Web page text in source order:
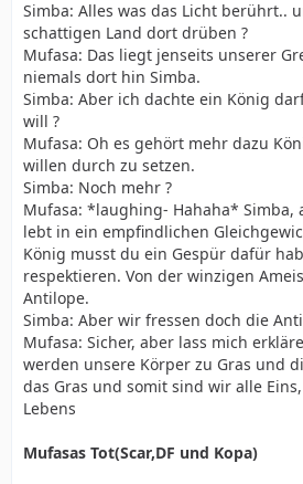
Simba: Alles was das Licht berührt..
schattigen Land dort drüben ?
Mufasa: Das liegt jenseits unserer
niemals dort hin Simba.
Simba: Aber ich dachte ein König
will ?
Mufasa: Oh es gehört mehr dazu
willen durch zu setzen.
Simba: Noch mehr ?
Mufasa: *laughing- Hahaha* Simba,
lebt in ein empfindlichen
König musst du ein Gespür dafür
respektieren. Von der winzigen
Antilope.
Simba: Aber wir fressen doch die
Mufasa: Sicher, aber lass mich
werden unsere Körper zu Gras und
das Gras und somit sind wir alle
Lebens
Mufasas Tot(Scar,DF und Kopa)